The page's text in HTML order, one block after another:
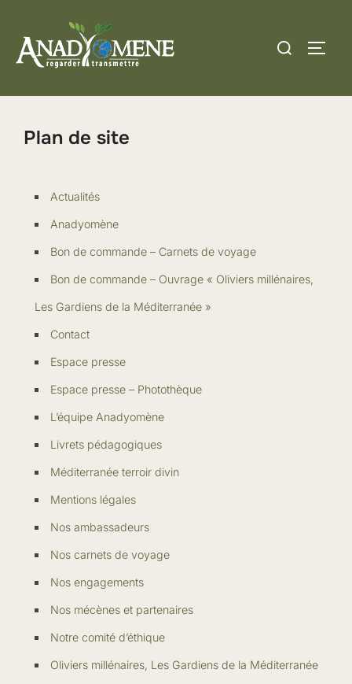
contenu
Rechercher :
Plan de site
Actualités
Anadyomène
Bon de commande – Carnets de voyage
Bon de commande – Ouvrage « Oliviers millénaires,
Les Gardiens de la Méditerranée »
Contact
Espace presse
Espace presse – Photothèque
L’équipe Anadyomène
Livrets pédagogiques
Méditerranée terroir divin
Mentions légales
Nos ambassadeurs
Nos carnets de voyage
Nos engagements
Nos mécènes et partenaires
Notre comité d’éthique
Oliviers millénaires, Les Gardiens de la Méditerranée